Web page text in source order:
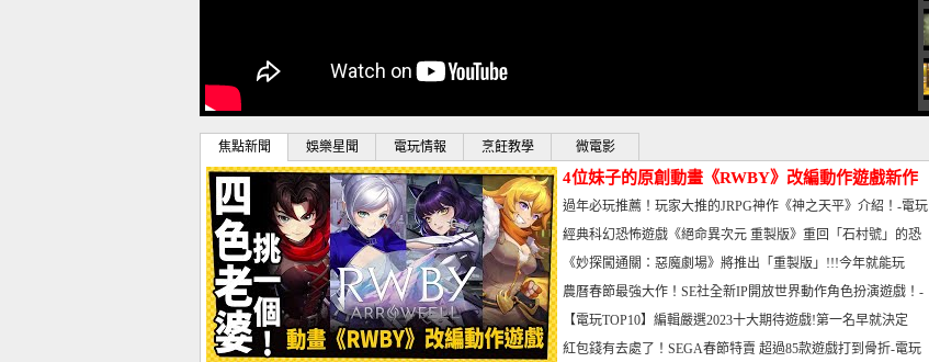
焦點新聞 娛樂星聞 電玩情報 烹飪教學 微電影
4位妹子的原創動畫《RWBY》改編動作遊戲新作
曝光_電玩宅速配20221102
過年必玩推薦！玩家大推的JRPG神作《神之天平》介紹！-電玩
宅速配20230126
經典科幻恐怖遊戲《絕命異次元 重製版》重回「石村號」的恐
懼體驗-電玩宅速配20230125
《妙探闖通關：惡魔劇場》將推出「重製版」!!!今年就能玩
到!!-電玩宅速配20230124
農曆春節最強大作！SE社全新IP開放世界動作角色扮演遊戲！-
電玩宅速配20230123
【電玩TOP10】編輯嚴選2023十大期待遊戲!第一名早就決定
了，封面圖直接雷你!-電玩宅速配20230120
紅包錢有去處了！SEGA春節特賣 超過85款遊戲打到骨折-電玩